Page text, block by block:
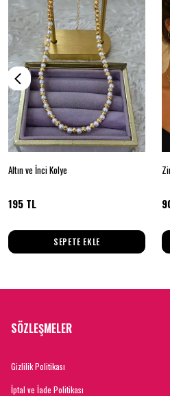
Altın ve İnci Kolye
195 TL
SEPETE EKLE
SÖZLEŞMELER
Gizlilik Politikası
İptal ve İade Politikası